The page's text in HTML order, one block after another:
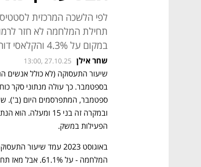
במקום על 4.3% והקלאסי דורך במקום על 3%
שחר אילן 13:00, 27.10.25
הפעילות במשק.